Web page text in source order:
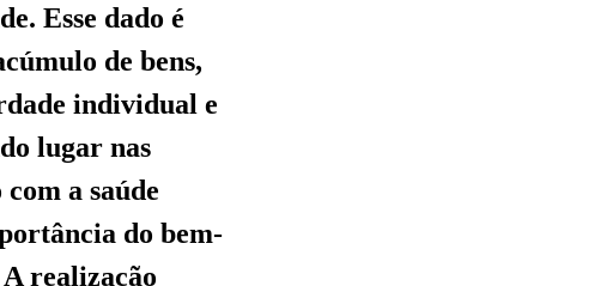
Esse dado é
de bens,
individual e
lugar nas
a saúde
do bem-
realização